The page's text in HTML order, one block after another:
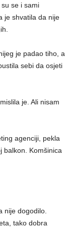
se i sami
je shvatila da nije
je padao tiho, a
sebi da osjeti
je. Ali nisam
agenciji, pekla
balkon. Komšinica
nije dogodilo.
tako dobra